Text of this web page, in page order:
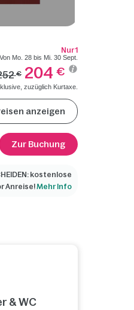
Nur 1
Von Mo. 28 bis Mi. 30 Sept.
€ 204 €
zuzüglich Kurtaxe.
anzeigen
Zur Buchung
kostenlose
Anreise!Mehr Info
& WC